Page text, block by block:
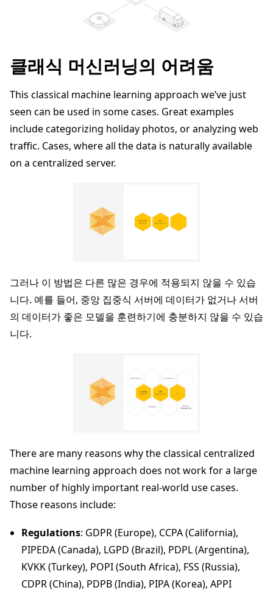
클래식 머신러닝의 어려움
This classical machine learning approach we’ve just
seen can be used in some cases. Great examples
include categorizing holiday photos, or analyzing web
traffic. Cases, where all the data is naturally available
on a centralized server.
그러나 이 방법은 다른 많은 경우에 적용되지 않을 수 있습
니다. 예를 들어, 중앙 집중식 서버에 데이터가 없거나 서버
의 데이터가 좋은 모델을 훈련하기에 충분하지 않을 수 있습
니다.
There are many reasons why the classical centralized
machine learning approach does not work for a large
number of highly important real-world use cases.
Those reasons include:
Regulations: GDPR (Europe), CCPA (California),
PIPEDA (Canada), LGPD (Brazil), PDPL (Argentina),
KVKK (Turkey), POPI (South Africa), FSS (Russia),
CDPR (China), PDPB (India), PIPA (Korea), APPI